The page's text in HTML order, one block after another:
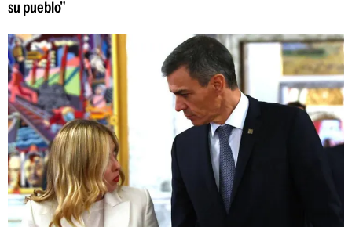
su pueblo"